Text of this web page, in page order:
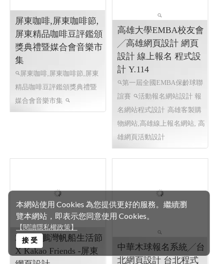
本網站使用 Cookies 為您提供更好的服務。繼續瀏
覽本網站，即表示您同意使用 Cookies。
【閱讀隱私權政策】
接 受
東港龍舟賽 東港划龍舟
2025 東港粽動員 東港划龍舟
屏東縣東港鎮 端午龍舟競賽
開光點睛祭典活動
計 線上報名 網頁設計 線上
報名
屏東咖啡,屏東咖啡節,
屏東精品咖啡豆評鑑頒
獎典禮暨媒合會音樂市
集
屏東咖啡,屏東咖啡節,屏東
高雄大學EMBA校友會
╱高雄網頁設計 網頁
設計 線上報名 程式設
計 Y.114
第一屆全國EMBA保齡球聯